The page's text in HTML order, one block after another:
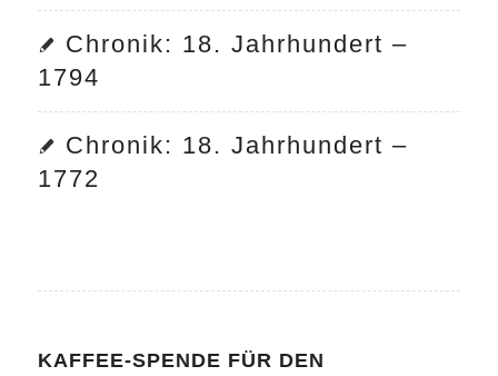
Chronik: 18. Jahrhundert –
1794
Chronik: 18. Jahrhundert –
1772
KAFFEE-SPENDE FÜR DEN